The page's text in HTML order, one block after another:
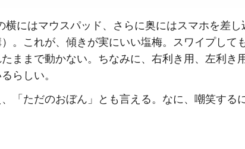
横にはマウスパッド、さらに奥にはスマホを差し
。これが、傾きが実にいい塩梅。スワイプして
ままで動かない。ちなみに、右利き用、左利き
らしい。
「ただのおぼん」とも言える。なに、嘲笑する